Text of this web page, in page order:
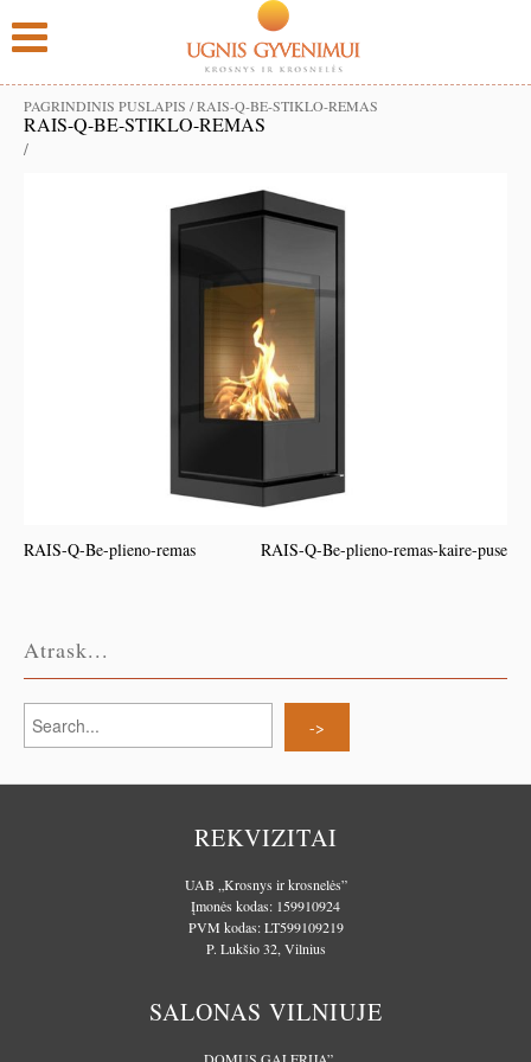
PAGRINDINIS PUSLAPIS /RAIS-Q-BE-STIKLO-REMAS
RAIS-Q-BE-STIKLO-REMAS
/
RAIS-Q-Be-plieno-remas RAIS-Q-Be-plieno-remas-kaire-puse
Atrask...
REKVIZITAI
UAB „Krosnys ir krosnelės”
Įmonės kodas: 159910924
PVM kodas: LT599109219
P. Lukšio 32, Vilnius
SALONAS VILNIUJE